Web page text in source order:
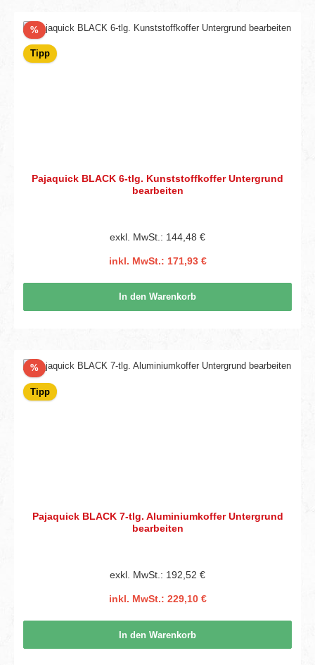
%Rabatt
Tipp
Pajaquick BLACK 6-tlg. Kunststoffkoffer Untergrund
bearbeiten
exkl. MwSt.: 144,48 €
inkl. MwSt.: 171,93 €
In den Warenkorb
%Rabatt
Tipp
Pajaquick BLACK 7-tlg. Aluminiumkoffer Untergrund
bearbeiten
exkl. MwSt.: 192,52 €
inkl. MwSt.: 229,10 €
In den Warenkorb